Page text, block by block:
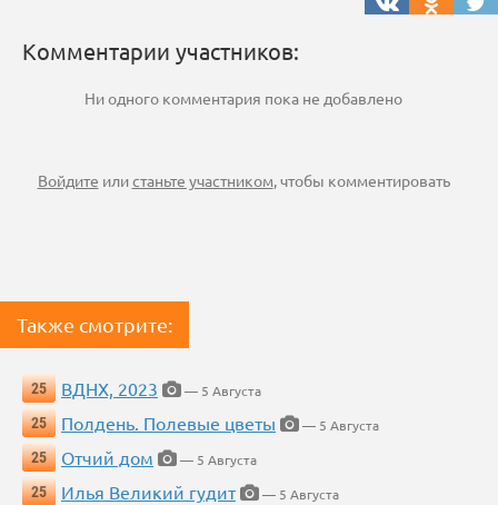
Комментарии участников:
Ни одного комментария пока не добавлено
Войдите илистаньте участником, чтобы комментировать
Также смотрите:
25 ВДНХ, 2023
— 5 Августа
25
Полдень. Полевые цветы
— 5 Августа
25
Отчий дом
— 5 Августа
25
Илья Великий гудит
— 5 Августа